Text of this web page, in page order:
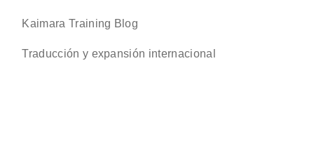
Kaimara Training Blog
Traducción y expansión internacional